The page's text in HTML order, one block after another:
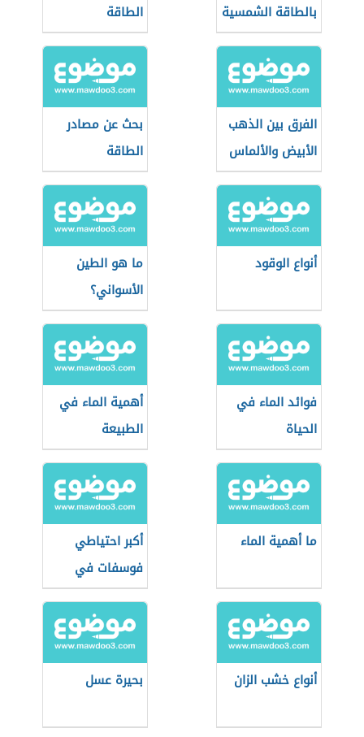
بالطاقة الشمسية
الطاقة
الفرق بين الذهب
الأبيض والألماس
بحث عن مصادر
الطاقة
أنواع الوقود
ما هو الطين
الأسواني؟
فوائد الماء في
الحياة
أهمية الماء في
الطبيعة
ما أهمية الماء
أكبر احتياطي
فوسفات في
العالم
أنواع خشب الزان بحيرة عسل